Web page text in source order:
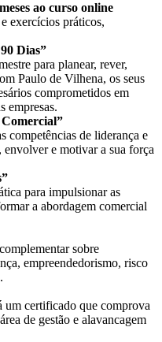
ao curso online
exercícios práticos,
Dias”
para planear, rever,
Paulo de Vilhena, os seus
comprometidos em
empresas.
competências de liderança e
envolver e motivar a sua força
para impulsionar as
a abordagem comercial
sobre
empreendedorismo, risco
um certificado que comprova
de gestão e alavancagem